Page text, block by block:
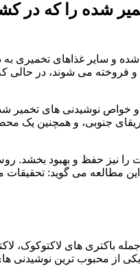
شده را که در
شده و سایر غذاهای تخمیری
می شوند، در حالی
و خواص نوشیدنی های تخمیر
را نیز حفظ و بهبود بخشد.
این مطالعه می گوید:
باکتری های لاکتوکوک،